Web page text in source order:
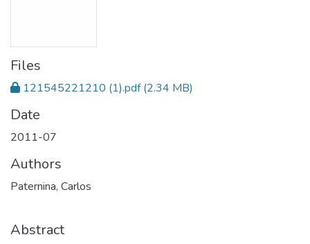
Files
121545221210 (1).pdf(2.34 MB)
Date
2011-07
Authors
Paternina, Carlos
Abstract